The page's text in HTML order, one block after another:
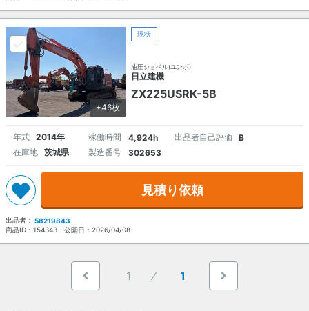
+46枚
現状
油圧ショベル(ユンボ)
日立建機
ZX225USRK-5B
年式 2014年 稼働時間 4,924h 出品者自己評価
B
在庫地
茨城県 製造番号 302653
見積り依頼
出品者： 58219843
商品ID： 154343 公開日： 2026/04/08
1 1